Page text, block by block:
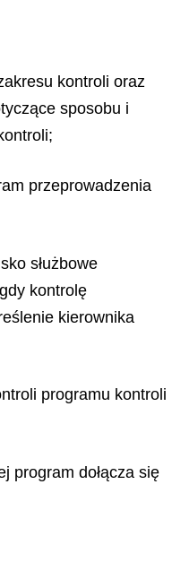
kontroli oraz
sposobu i
przeprowadzenia
służbowe
kontrolę
kierownika
programu kontroli
program dołącza się